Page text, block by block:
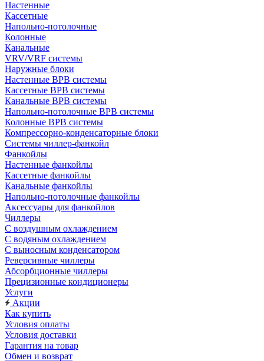
Настенные
Кассетные
Напольно-потолочные
Колонные
Канальные
VRV/VRF системы
Наружные блоки
Настенные ВРВ системы
Кассетные ВРВ системы
Канальные ВРВ системы
Напольно-потолочные ВРВ системы
Колонные ВРВ системы
Компрессорно-конденсаторные блоки
Системы чиллер-фанкойл
Фанкойлы
Настенные фанкойлы
Кассетные фанкойлы
Канальные фанкойлы
Напольно-потолочные фанкойлы
Аксессуары для фанкойлов
Чиллеры
С воздушным охлаждением
С водяным охлаждением
С выносным конденсатором
Реверсивные чиллеры
Абсорбционные чиллеры
Прецизионные кондиционеры
Услуги
Акции
Как купить
Условия оплаты
Условия доставки
Гарантия на товар
Обмен и возврат